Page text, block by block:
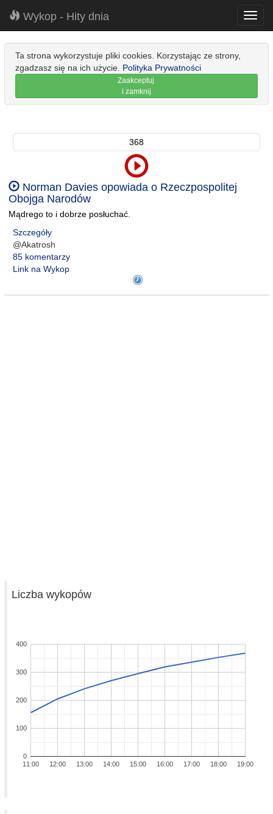
Wykop - Hity dnia
Ta strona wykorzystuje pliki cookies. Korzystając ze strony,
zgadzasz się na ich użycie. Polityka Prywatności
Zaakceptuj
i zamknij
368
Norman Davies opowiada o Rzeczpospolitej
Obojga Narodów
Mądrego to i dobrze posłuchać.
Szczegóły
@Akatrosh
85 komentarzy
Link na Wykop
Liczba wykopów
11:00 12:00 13:00 14:00 15:00 16:00 17:00 18:00 19:00
0
100
200
300
400